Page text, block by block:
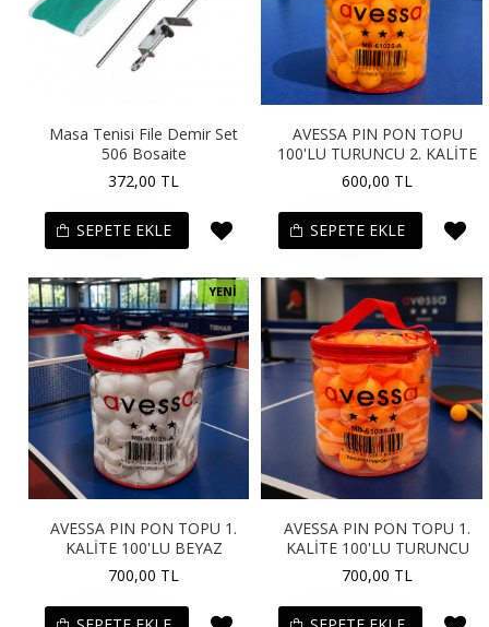
Masa Tenisi File Demir Set
506 Bosaite
372,00 TL
SEPETE EKLE
AVESSA PIN PON TOPU
100'LU TURUNCU 2. KALİTE
600,00 TL
SEPETE EKLE
YENI
AVESSA PIN PON TOPU 1.
KALİTE 100'LU BEYAZ
700,00 TL
AVESSA PIN PON TOPU 1.
KALİTE 100'LU TURUNCU
700,00 TL